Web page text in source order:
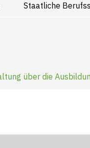
Staatliche
über die